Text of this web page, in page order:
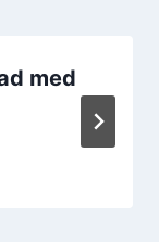
med